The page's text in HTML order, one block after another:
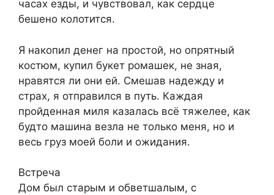
часах езды, и чувствовал, как сердце
бешено колотится.
Я накопил денег на простой, но опрятный
костюм, купил букет ромашек, не зная,
нравятся ли они ей. Смешав надежду и
страх, я отправился в путь. Каждая
пройденная миля казалась всё тяжелее, как
будто машина везла не только меня, но и
весь груз моей боли и ожидания.
Встреча
Дом был старым и обветшалым, с